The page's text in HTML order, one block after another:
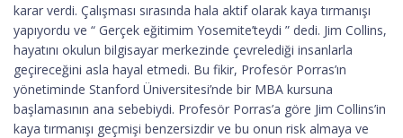
karar verdi. Çalışması sırasında hala aktif olarak kaya tırmanışı
yapıyordu ve “ Gerçek eğitimim Yosemite’teydi ” dedi. Jim Collins,
hayatını okulun bilgisayar merkezinde çevrelediği insanlarla
geçireceğini asla hayal etmedi. Bu fikir, Profesör Porras’ın
yönetiminde Stanford Üniversitesi’nde bir MBA kursuna
başlamasının ana sebebiydi. Profesör Porras’a göre Jim Collins’in
kaya tırmanışı geçmişi benzersizdir ve bu onun risk almaya ve